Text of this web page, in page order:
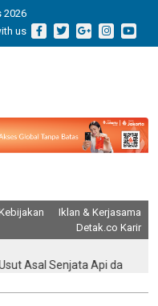
2026
us
Iklan & Kerjasama
Detak.co Karir
Senjata Api dan Air Gun